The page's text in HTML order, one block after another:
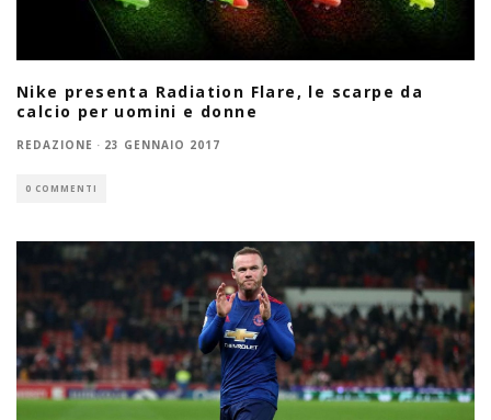
Nike presenta Radiation Flare, le scarpe da
calcio per uomini e donne
REDAZIONE · 23 GENNAIO 2017
0 COMMENTI